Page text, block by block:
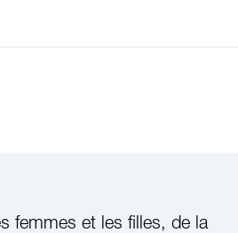
femmes et les filles, de la